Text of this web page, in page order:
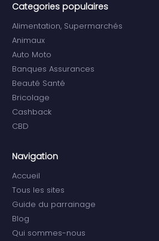
Categories populaires
Alimentation, Supermarchés
Animaux
Auto Moto
Banques Assurances
Beauté Santé
Bricolage
Cashback
CBD
Navigation
Accueil
Tous les sites
Guide du parrainage
Blog
Qui sommes-nous